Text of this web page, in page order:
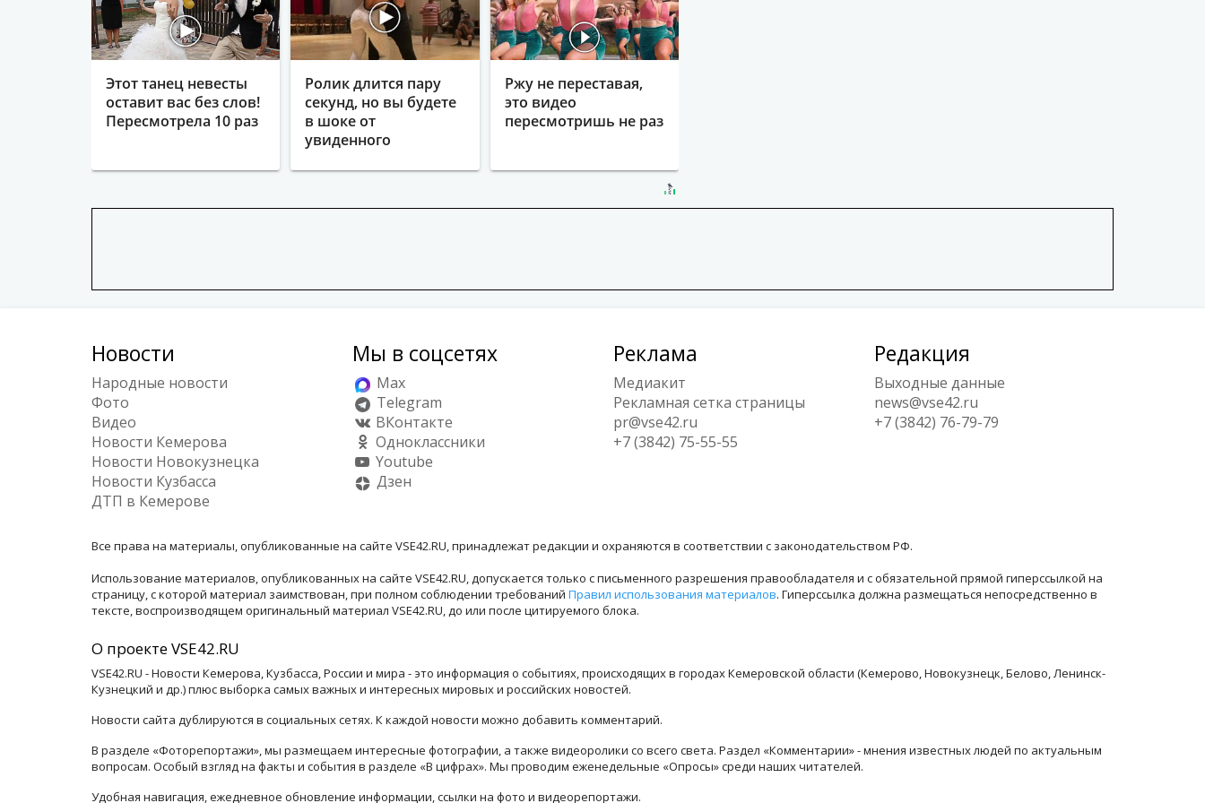
Этот танец невесты
оставит вас без слов!
Пересмотрела 10 раз
Ролик длится пару
секунд, но вы будете
в шоке от
увиденного
Ржу не переставая,
это видео
пересмотришь не раз
Новости
Народные новости
Фото
Видео
Новости Кемерова
Новости Новокузнецка
Новости Кузбасса
ДТП в Кемерове
Мы в соцсетях
Max
Telegram
ВКонтакте
Одноклассники
Youtube
Дзен
Реклама
Медиакит
Рекламная сетка страницы
pr@vse42.ru
+7 (3842) 75-55-55
Редакция
Выходные данные
news@vse42.ru
+7 (3842) 76-79-79
Все права на материалы, опубликованные на сайте VSE42.RU, принадлежат редакции и охраняются в соответствии с законодательством РФ.
Использование материалов, опубликованных на сайте VSE42.RU, допускается только с письменного разрешения правообладателя и с обязательной прямой гиперссылкой на
страницу, с которой материал заимствован, при полном соблюдении требований Правил использования материалов. Гиперссылка должна размещаться непосредственно в
тексте, воспроизводящем оригинальный материал VSE42.RU, до или после цитируемого блока.
О проекте VSE42.RU
VSE42.RU - Новости Кемерова, Кузбасса, России и мира - это информация о событиях, происходящих в городах Кемеровской области (Кемерово, Новокузнецк, Белово, Ленинск-
Кузнецкий и др.) плюс выборка самых важных и интересных мировых и российских новостей.
Новости сайта дублируются в социальных сетях. К каждой новости можно добавить комментарий.
В разделе «Фоторепортажи», мы размещаем интересные фотографии, а также видеоролики со всего света. Раздел «Комментарии» - мнения известных людей по актуальным
вопросам. Особый взгляд на факты и события в разделе «В цифрах». Мы проводим еженедельные «Опросы» среди наших читателей.
Удобная навигация, ежедневное обновление информации, ссылки на фото и видеорепортажи.